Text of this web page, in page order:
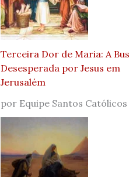
Terceira Dor de Maria: A
Desesperada por Jesus em
Jerusalém
por Equipe Santos Católicos